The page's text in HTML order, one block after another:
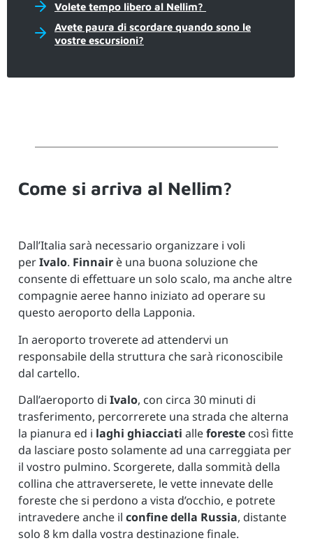
Volete tempo libero al Nellim?
Avete paura di scordare quando sono le
vostre escursioni?
Come si arriva al Nellim?
Dall’Italia sarà necessario organizzare i voli
perIvalo. Finnair è una buona soluzione che
consente di effettuare un solo scalo, ma anche altre
compagnie aeree hanno iniziato ad operare su
questo aeroporto della Lapponia.
In aeroporto troverete ad attendervi un
responsabile della struttura che sarà riconoscibile
dal cartello.
Dall’aeroporto di Ivalo, con circa 30 minuti di
trasferimento, percorrerete una strada che alterna
la pianura ed i laghi ghiacciati alleforeste così fitte
da lasciare posto solamente ad una carreggiata per
il vostro pulmino. Scorgerete, dalla sommità della
collina che attraverserete, le vette innevate delle
foreste che si perdono a vista d’occhio, e potrete
intravedere anche il confine della Russia, distante
solo 8 km dalla vostra destinazione finale.